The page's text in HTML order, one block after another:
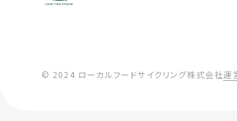
© 2024 ローカルフードサイクリング株式会社運